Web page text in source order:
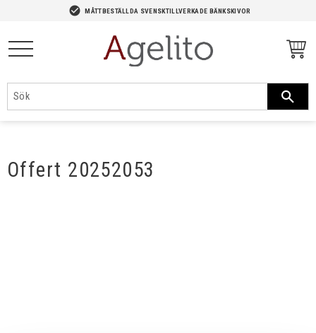
check_circle MÅTTBESTÄLLDA SVENSKTILLVERKADE BÄNKSKIVOR
Offert 20252053